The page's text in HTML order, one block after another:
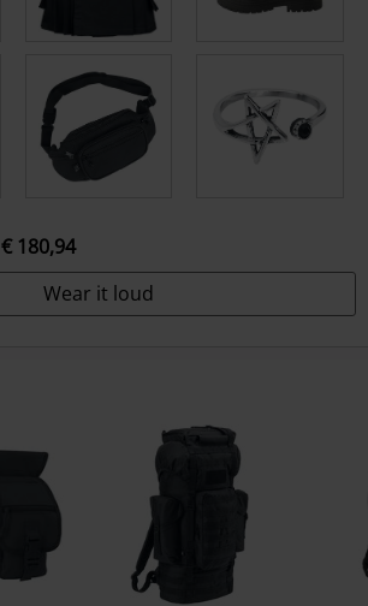
€ 180,94
Wear it loud